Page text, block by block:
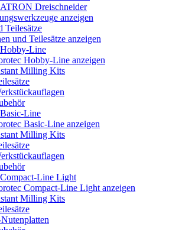
Dreischneider
anzeigen
Teilesätze
und Teilesätze anzeigen
Line
Hobby-Line anzeigen
Milling Kits
Line
Basic-Line anzeigen
Milling Kits
Line Light
Compact-Line Light anzeigen
Milling Kits